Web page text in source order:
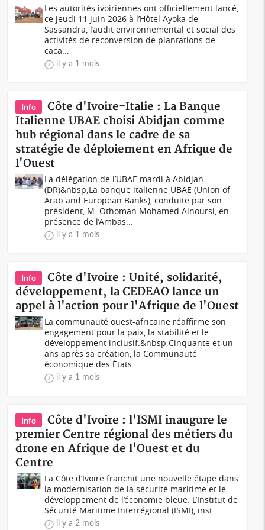
Les autorités ivoiriennes ont officiellement lancé,
ce jeudi 11 juin 2026 à l’Hôtel Ayoka de
Sassandra, l’audit environnemental et social des
activités de reconversion de plantations de
caca...
il y a 1 mois
Info
Côte d'Ivoire-Italie : La Banque
Italienne UBAE choisi Abidjan comme
hub régional dans le cadre de sa
stratégie de déploiement en Afrique de
l'Ouest
La délégation de l’UBAE mardi à Abidjan
(DR)&nbsp;La banque italienne UBAE (Union of
Arab and European Banks), conduite par son
président, M. Othoman Mohamed Alnoursi, en
présence de l’Ambas...
il y a 1 mois
Info
Côte d'Ivoire : Unité, solidarité,
développement, la CEDEAO lance un
appel à l'action pour l'Afrique de l'Ouest
La communauté ouest-africaine réaffirme son
engagement pour la paix, la stabilité et le
développement inclusif.&nbsp;Cinquante et un
ans après sa création, la Communauté
économique des États...
il y a 1 mois
Info
Côte d'Ivoire : l'ISMI inaugure le
premier Centre régional des métiers du
drone en Afrique de l'Ouest et du
Centre
La Côte d’Ivoire franchit une nouvelle étape dans
la modernisation de la sécurité maritime et le
développement de l’économie bleue. L’Institut de
Sécurité Maritime Interrégional (ISMI), inst...
il y a 2 mois